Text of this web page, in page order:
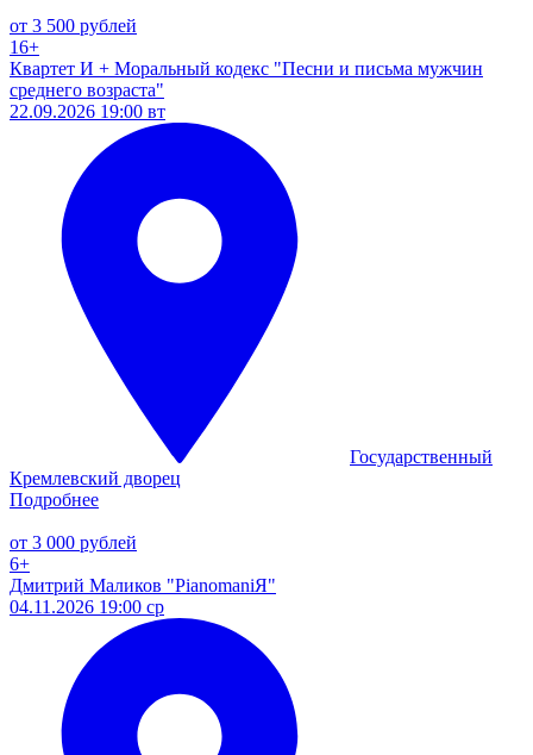
от 3 500 рублей
16+
Квартет И + Моральный кодекс "Песни и письма мужчин
среднего возраста"
22.09.2026 19:00 вт
Государственный
Кремлевский дворец
Подробнее
от 3 000 рублей
6+
Дмитрий Маликов "PianomaniЯ"
04.11.2026 19:00 ср